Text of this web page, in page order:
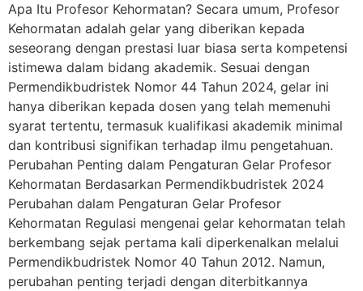
Apa Itu Profesor Kehormatan? Secara umum, Profesor
Kehormatan adalah gelar yang diberikan kepada
seseorang dengan prestasi luar biasa serta kompetensi
istimewa dalam bidang akademik. Sesuai dengan
Permendikbudristek Nomor 44 Tahun 2024, gelar ini
hanya diberikan kepada dosen yang telah memenuhi
syarat tertentu, termasuk kualifikasi akademik minimal
dan kontribusi signifikan terhadap ilmu pengetahuan.
Perubahan Penting dalam Pengaturan Gelar Profesor
Kehormatan Berdasarkan Permendikbudristek 2024
Perubahan dalam Pengaturan Gelar Profesor
Kehormatan Regulasi mengenai gelar kehormatan telah
berkembang sejak pertama kali diperkenalkan melalui
Permendikbudristek Nomor 40 Tahun 2012. Namun,
perubahan penting terjadi dengan diterbitkannya